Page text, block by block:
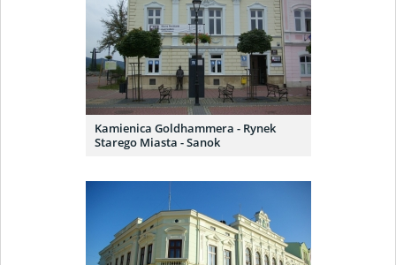
Kamienica Goldhammera - Rynek
Starego Miasta - Sanok